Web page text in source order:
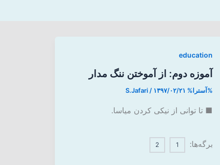
education
آموزه دوم: از آموختن ننگ مدار
%آسترا% S.Jafari / ۱۳۹۷/۰۲/۲۱
■ تا توانی از نیکی کردن میاسا.
برگه‌ها: 1
2